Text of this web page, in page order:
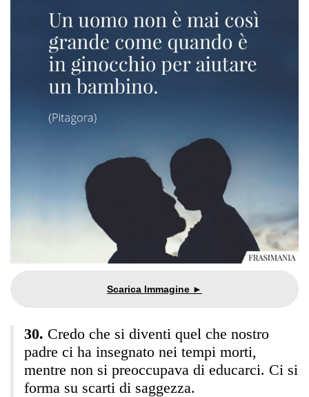
Credo che si diventi quel che nostro
padre ci ha insegnato nei tempi morti,
mentre non si preoccupava di educarci. Ci si
forma su scarti di saggezza.